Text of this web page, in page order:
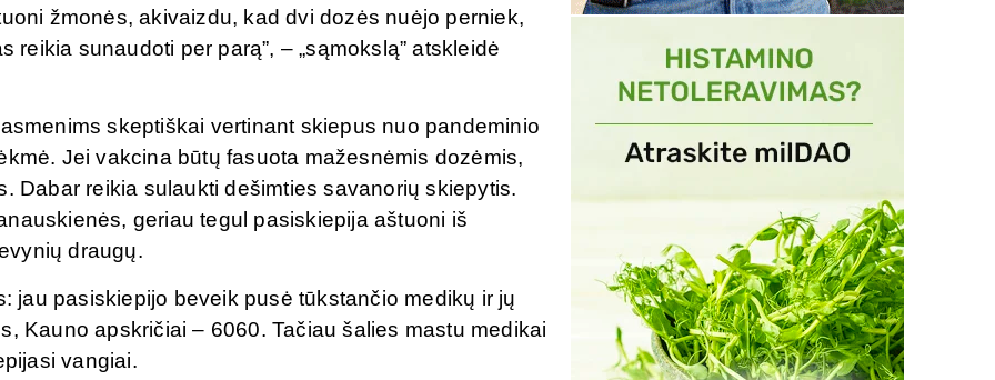
žmonės, akivaizdu, kad dvi dozės nuėjo perniek,
sunaudoti per parą”, – „sąmokslą” atskleidė
skeptiškai vertinant skiepus nuo pandeminio
Jei vakcina būtų fasuota mažesnėmis dozėmis,
Dabar reikia sulaukti dešimties savanorių skiepytis.
geriau tegul pasiskiepija aštuoni iš
draugų.
jau pasiskiepijo beveik pusė tūkstančio medikų ir jų
Kauno apskričiai – 6060. Tačiau šalies mastu medikai
vangiai.